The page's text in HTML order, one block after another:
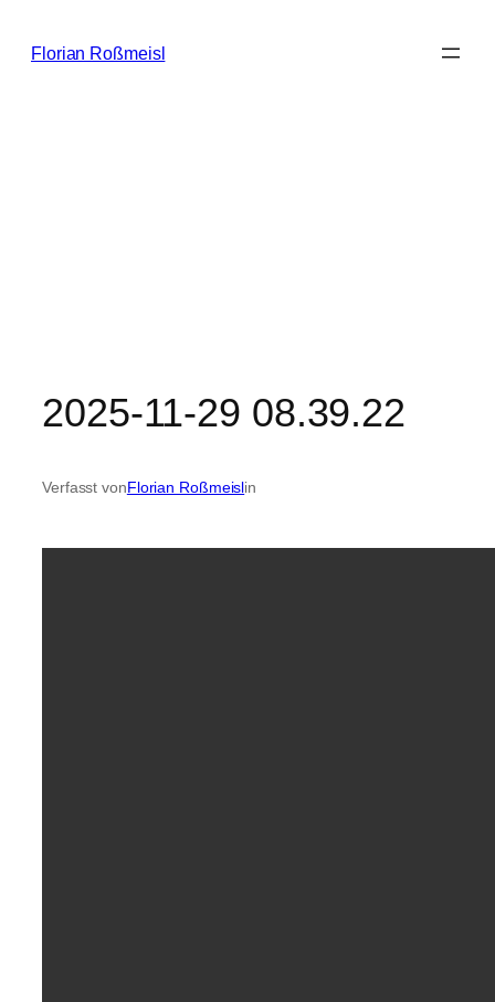
Inhalt
Florian Roßmeisl
2025-11-29 08.39.22
Verfasst vonFlorian Roßmeislin